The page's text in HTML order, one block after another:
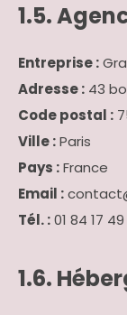
1.5.
Entreprise :
Adresse : 43
Code postal :
Ville :Paris
Pays :France
Email :
Tél. :01 84 17
1.6.